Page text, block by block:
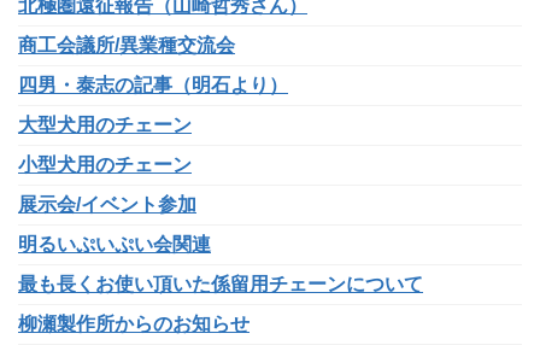
北極圏遠征報告（山崎哲秀さん）
商工会議所/異業種交流会
四男・泰志の記事（明石より）
大型犬用のチェーン
小型犬用のチェーン
展示会/イベント参加
明るいぷいぷい会関連
最も長くお使い頂いた係留用チェーンについて
柳瀬製作所からのお知らせ